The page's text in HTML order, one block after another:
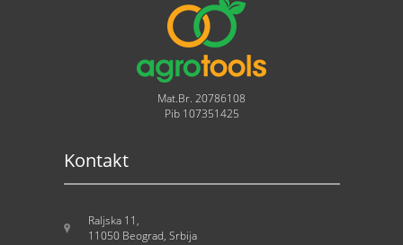
Mat.Br. 20786108
Pib 107351425
Kontakt
Raljska 11,
11050 Beograd, Srbija